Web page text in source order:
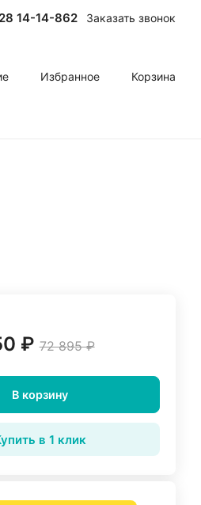
14-14-862 Заказать звонок
Избранное Корзина
₽ 72 895 ₽
В корзину
в 1 клик